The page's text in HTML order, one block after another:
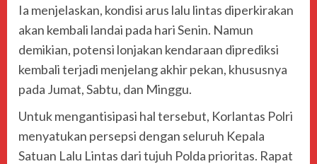
Ia menjelaskan, kondisi arus lalu lintas diperkirakan
akan kembali landai pada hari Senin. Namun
demikian, potensi lonjakan kendaraan diprediksi
kembali terjadi menjelang akhir pekan, khususnya
pada Jumat, Sabtu, dan Minggu.
Untuk mengantisipasi hal tersebut, Korlantas Polri
menyatukan persepsi dengan seluruh Kepala
Satuan Lalu Lintas dari tujuh Polda prioritas. Rapat